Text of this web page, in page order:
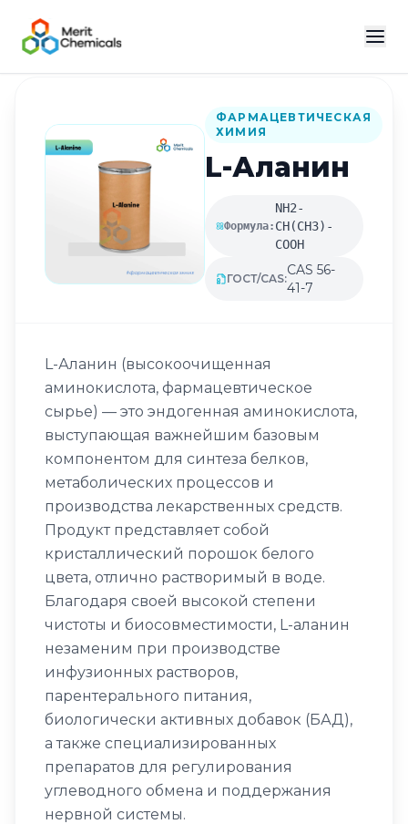
Назад в каталог
ФАРМАЦЕВТИЧЕСКАЯ
ХИМИЯ
L-Аланин
Формула:
NH2-
СH(СН3)-
СООН
ГОСТ/CAS:
CAS 56-
41-7
L-Аланин (высокоочищенная
аминокислота, фармацевтическое
сырье) — это эндогенная аминокислота,
выступающая важнейшим базовым
компонентом для синтеза белков,
метаболических процессов и
производства лекарственных средств.
Продукт представляет собой
кристаллический порошок белого
цвета, отлично растворимый в воде.
Благодаря своей высокой степени
чистоты и биосовместимости, L-аланин
незаменим при производстве
инфузионных растворов,
парентерального питания,
биологически активных добавок (БАД),
а также специализированных
препаратов для регулирования
углеводного обмена и поддержания
нервной системы.